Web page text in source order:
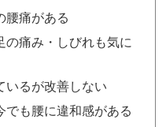
腰痛がある
の痛み・しびれも気に
いるが改善しない
でも腰に違和感がある